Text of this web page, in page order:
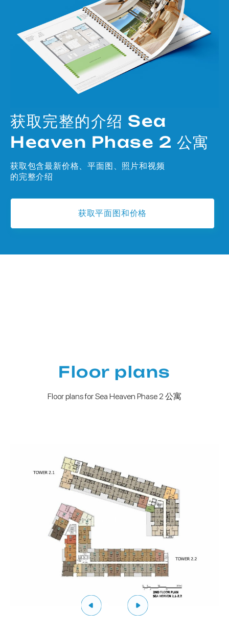
获取完整的介绍 Sea
Heaven Phase 2 公寓
获取包含最新价格、平面图、照片和视频
的完整介绍
获取平面图和价格
Floor plans
Floor plans for Sea Heaven Phase 2 公寓